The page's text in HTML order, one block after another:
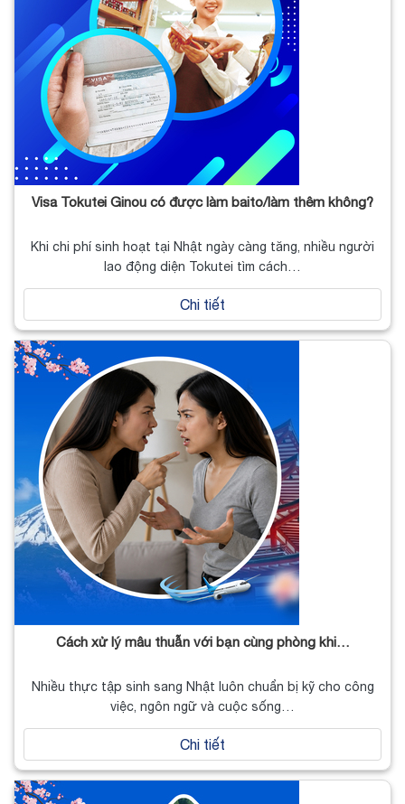
Visa Tokutei Ginou có được làm baito/làm thêm không?
Khi chi phí sinh hoạt tại Nhật ngày càng tăng, nhiều người
lao động diện Tokutei tìm cách…
Chi tiết
Cách xử lý mâu thuẫn với bạn cùng phòng khi…
Nhiều thực tập sinh sang Nhật luôn chuẩn bị kỹ cho công
việc, ngôn ngữ và cuộc sống…
Chi tiết